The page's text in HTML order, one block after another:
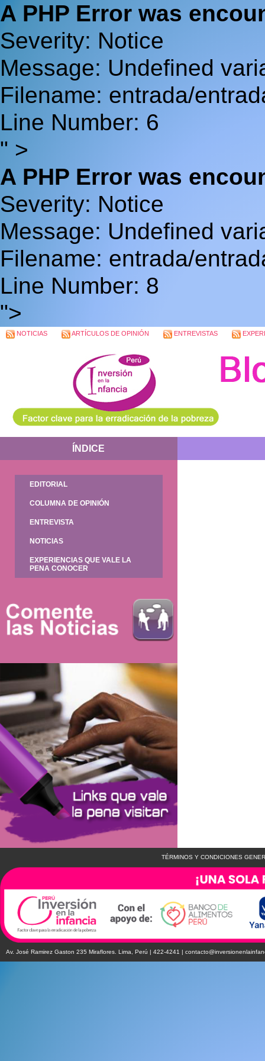
A PHP Error was
Severity: Notice
Message: Undefined
Filename: entrada/
Line Number: 6
" >
A PHP Error was
Severity: Notice
Message: Undefined
Filename: entrada/
Line Number: 8
">
NOTICIAS ARTÍCULOS DE OPINIÓN ENTREVISTAS
ÍNDICE
EDITORIAL
COLUMNA DE OPINIÓN
ENTREVISTA
NOTICIAS
EXPERIENCIAS QUE VALE LA
PENA CONOCER
TÉRMINOS Y CONDICIONES
Av. José Ramirez Gaston 235 Miraflores. Lima, Perú | 422-4241 |